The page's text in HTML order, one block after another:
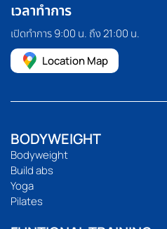
เวลาทำการ
เปิดทำการ 9:00 น. ถึง 21:00 น.
Location Map
BODYWEIGHT
Bodyweight
Build abs
Yoga
Pilates